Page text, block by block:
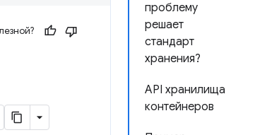
проблему
решает
стандарт
хранения?
API хранилища
контейнеров